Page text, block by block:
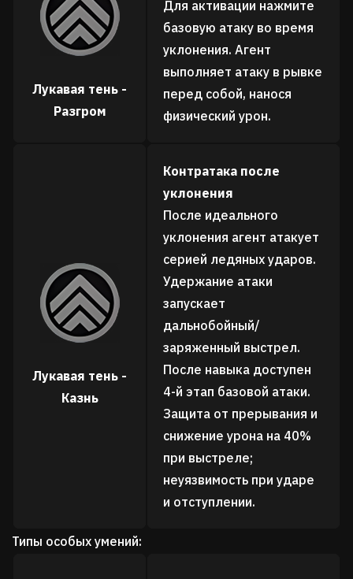
Лукавая тень -
Разгром
Для активации нажмите
базовую атаку во время
уклонения. Агент
выполняет атаку в рывке
перед собой, нанося
физический урон.
Лукавая тень -
Казнь
Контратака после
уклонения
После идеального
уклонения агент атакует
серией ледяных ударов.
Удержание атаки
запускает
дальнобойный/
заряженный выстрел.
После навыка доступен
4-й этап базовой атаки.
Защита от прерывания и
снижение урона на 40%
при выстреле;
неуязвимость при ударе
и отступлении.
Типы особых умений: